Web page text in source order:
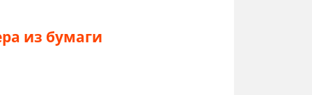
из бумаги